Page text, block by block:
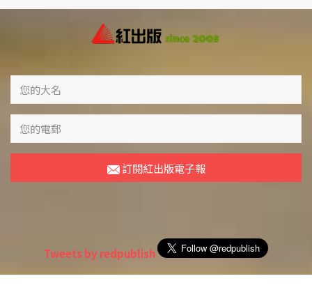
訂閱紅出版電子報
Tweets by redpublish